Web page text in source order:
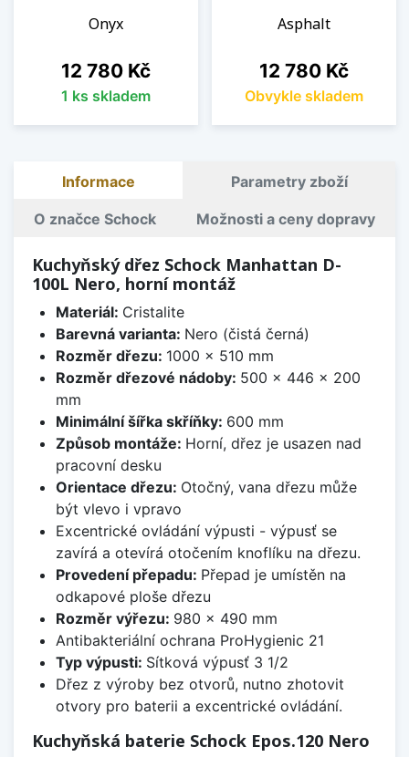
Onyx
Cena
12 780 Kč
1 ks skladem
Asphalt
Cena
12 780 Kč
Obvykle skladem
Informace Parametry zboží
O značce Schock Možnosti a ceny dopravy
Kuchyňský dřez Schock Manhattan D-
100L Nero, horní montáž
Materiál: Cristalite
Barevná varianta: Nero (čistá černá)
Rozměr dřezu: 1000 x 510 mm
Rozměr dřezové nádoby: 500 x 446 x 200
mm
Minimální šířka skříňky: 600 mm
Způsob montáže: Horní, dřez je usazen nad
pracovní desku
Orientace dřezu: Otočný, vana dřezu může
být vlevo i vpravo
Excentrické ovládání výpusti - výpusť se
zavírá a otevírá otočením knoflíku na dřezu.
Provedení přepadu: Přepad je umístěn na
odkapové ploše dřezu
Rozměr výřezu: 980 x 490 mm
Antibakteriální ochrana ProHygienic 21
Typ výpusti: Sítková výpusť 3 1/2
Dřez z výroby bez otvorů, nutno zhotovit
otvory pro baterii a excentrické ovládání.
Kuchyňská baterie Schock Epos.120 Nero